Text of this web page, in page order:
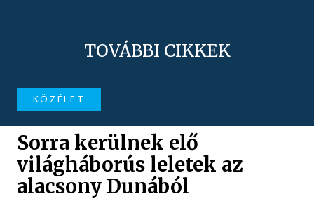
TOVÁBBI CIKKEK
KÖZÉLET
Sorra kerülnek elő
világháborús leletek az
alacsony Dunából